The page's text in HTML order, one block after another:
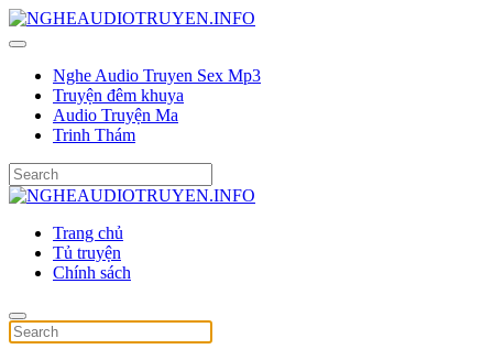
Nghe Audio Truyen Sex Mp3
Truyện đêm khuya
Audio Truyện Ma
Trinh Thám
Trang chủ
Tủ truyện
Chính sách